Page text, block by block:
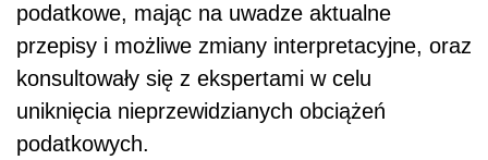
podatkowe, mając na uwadze aktualne
przepisy i możliwe zmiany interpretacyjne, oraz
konsultowały się z ekspertami w celu
uniknięcia nieprzewidzianych obciążeń
podatkowych.